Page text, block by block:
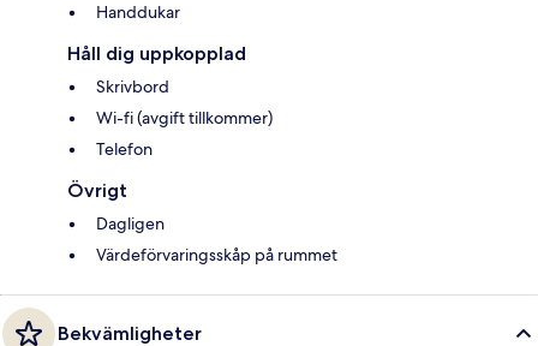
Handdukar
Håll dig uppkopplad
Skrivbord
Wi-fi (avgift tillkommer)
Telefon
Övrigt
Dagligen
Värdeförvaringsskåp på rummet
Bekvämligheter